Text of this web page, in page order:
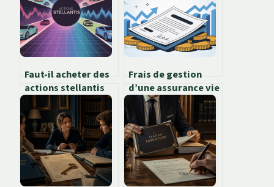
Faut-il acheter des
actions stellantis
en 2026 : analyse,
risques et potentiel
Frais de gestion
d’une assurance vie
: comment les
comprendre et les
réduire